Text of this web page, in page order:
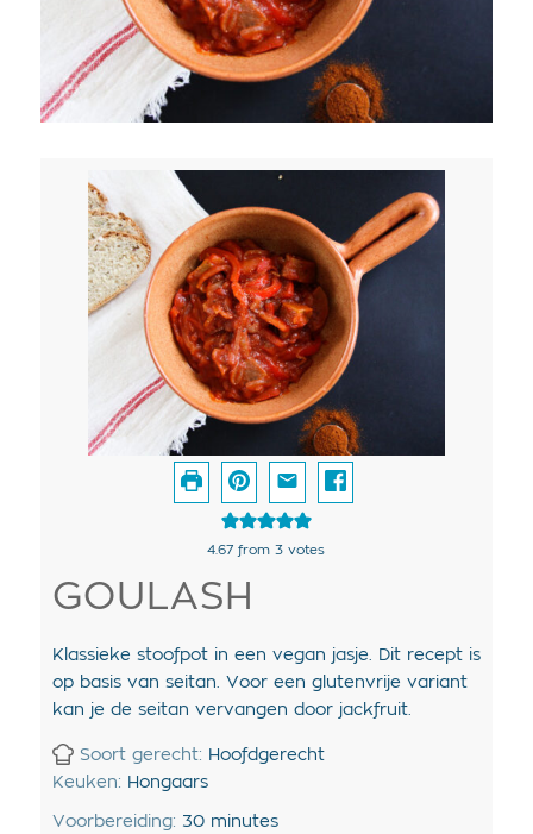
4.67 from3 votes
GOULASH
Klassieke stoofpot in een vegan jasje. Dit recept is
op basis van seitan. Voor een glutenvrije variant
kan je de seitan vervangen door jackfruit.
Soort gerecht: Hoofdgerecht
Keuken: Hongaars
Voorbereiding: 30 minutes